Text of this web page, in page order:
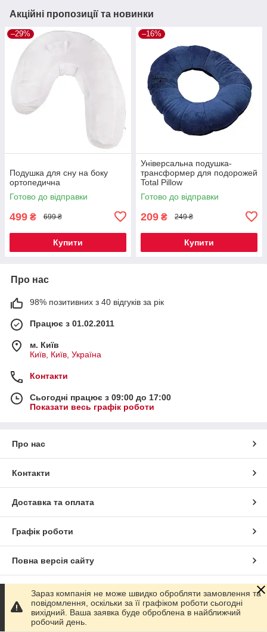
Акційні пропозиції та новинки
–29%
Подушка для сну на боку
ортопедична
Готово до відправки
499 ₴ 699 ₴
Купити
–16%
Універсальна подушка-
трансформер для подорожей
Total Pillow
Готово до відправки
209 ₴ 249 ₴
Купити
Про нас
98% позитивних з 40 відгуків за рік
Працює з 01.02.2011
м. Київ
Київ, Київ, Україна
Контакти
Сьогодні працює з 09:00 до 17:00
Показати весь графік роботи
Про нас
Контакти
Доставка та оплата
Графік роботи
Повна версія сайту
Сайт створено на маркетплейсі Prom.ua
Політика конфіденційності
Зараз компанія не може швидко обробляти замовлення та
повідомлення, оскільки за її графіком роботи сьогодні
вихідний. Ваша заявка буде оброблена в найближчий
робочий день.